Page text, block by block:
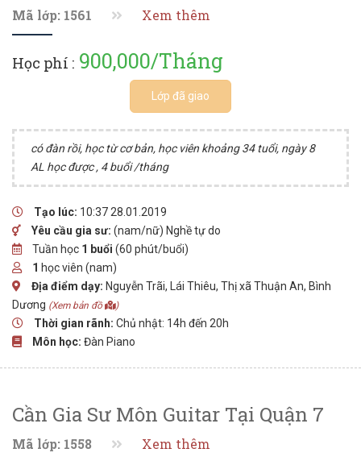
Mã lớp: 1561 Xem thêm
Học phí : 900,000/Tháng
Lớp đã giao
có đàn rồi, học từ cơ bản, học viên khoảng 34 tuổi, ngày 8
AL học được , 4 buổi /tháng
Tạo lúc: 10:37 28.01.2019
Yêu cầu gia sư: (nam/nữ) Nghề tự do
Tuần học 1 buổi (60 phút/buổi)
1 học viên (nam)
Địa điểm dạy: Nguyễn Trãi, Lái Thiêu, Thị xã Thuận An, Bình
Dương (Xem bản đồ )
Thời gian rãnh: Chủ nhật: 14h đến 20h
Môn học: Đàn Piano
Cần Gia Sư Môn Guitar Tại Quận 7
Mã lớp: 1558 Xem thêm